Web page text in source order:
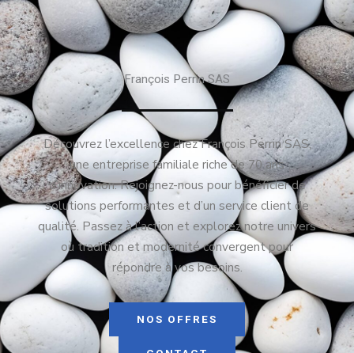
François Perrin SAS
Découvrez l’excellence chez François Perrin SAS,
une entreprise familiale riche de 70 ans
d’innovation. Rejoignez-nous pour bénéficier de
solutions performantes et d’un service client de
qualité. Passez à l’action et explorez notre univers
où tradition et modernité convergent pour
répondre à vos besoins.
NOS OFFRES